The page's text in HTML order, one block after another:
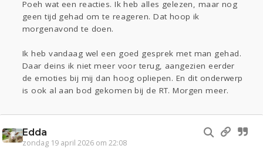
Poeh wat een reacties. Ik heb alles gelezen, maar nog
geen tijd gehad om te reageren. Dat hoop ik
morgenavond te doen.
Ik heb vandaag wel een goed gesprek met man gehad.
Daar deins ik niet meer voor terug, aangezien eerder
de emoties bij mij dan hoog opliepen. En dit onderwerp
is ook al aan bod gekomen bij de RT. Morgen meer.
Edda
zondag 19 april 2026 om 22:08